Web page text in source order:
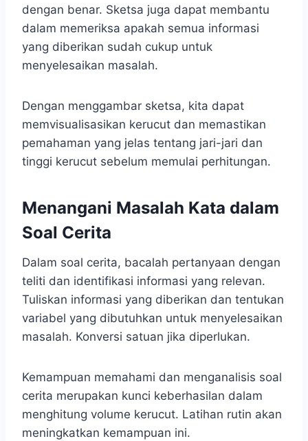
dengan benar. Sketsa juga dapat membantu
dalam memeriksa apakah semua informasi
yang diberikan sudah cukup untuk
menyelesaikan masalah.
Dengan menggambar sketsa, kita dapat
memvisualisasikan kerucut dan memastikan
pemahaman yang jelas tentang jari-jari dan
tinggi kerucut sebelum memulai perhitungan.
Menangani Masalah Kata dalam
Soal Cerita
Dalam soal cerita, bacalah pertanyaan dengan
teliti dan identifikasi informasi yang relevan.
Tuliskan informasi yang diberikan dan tentukan
variabel yang dibutuhkan untuk menyelesaikan
masalah. Konversi satuan jika diperlukan.
Kemampuan memahami dan menganalisis soal
cerita merupakan kunci keberhasilan dalam
menghitung volume kerucut. Latihan rutin akan
meningkatkan kemampuan ini.